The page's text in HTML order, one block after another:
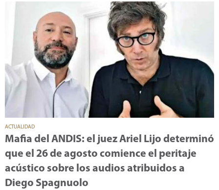
ACTUALIDAD
Mafia del ANDIS: el juez Ariel Lijo determinó
que el 26 de agosto comience el peritaje
acústico sobre los audios atribuidos a
Diego Spagnuolo